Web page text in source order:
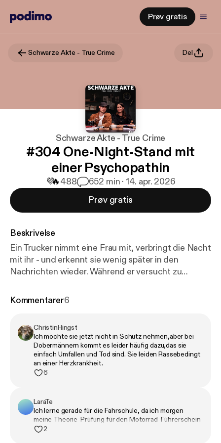
Prøv gratis
Schwarze Akte - True Crime Del
Schwarze Akte - True Crime
#304 One-Night-Stand mit
einer Psychopathin
💜🔥488 652 min · 14. apr. 2026
Prøv gratis
Beskrivelse
Ein Trucker nimmt eine Frau mit, verbringt die Nacht
mit ihr - und erkennt sie wenig später in den
Nachrichten wieder. Während er versucht zu
Mutter zur selben Zeit verzweifelt nach ihrem Sohn.
diesem riesigen Anwesen? Und welche Rolle spielt
die mysteriöse Frau? Links zur Folge: *** Anne bei
Wild Crimes Staffel 1 - Jagd auf Brunohttps://www.
ardsounds.de/episode/urn:ard:episode:389e03065
8974a99/
junge Frau:
wk]https://ogy.de/lmf3[https://ogy.de/lmf3] ***
Fotos der älteren Sheila:
Kommentarer6
ChristinHingst
Ich möchte sie jetzt nicht in Schutz nehmen,aber bei
Dobermännern kommt es leider häufig dazu,das sie
einfach Umfallen und Tod sind. Sie leiden Rassebedingt
an einer Herzkrankheit.
6
LaraTe
Ich lerne gerade für die Fahrschule, da ich morgen
meine Theorie-Prüfung für den Motorrad-Führerschein
habe. 😂
2